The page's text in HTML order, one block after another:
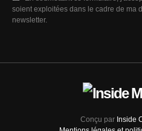
soient exploitées dans le cadre de ma
newsletter.
Conçu par Inside